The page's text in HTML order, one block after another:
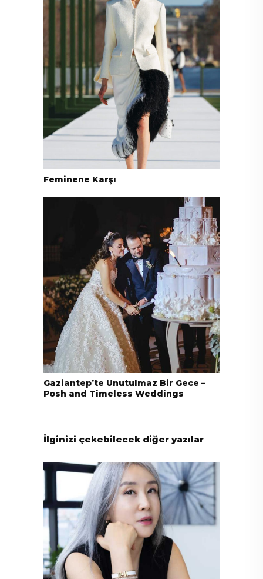
Feminene Karşı
Gaziantep’te Unutulmaz Bir Gece –
Posh and Timeless Weddings
İlginizi çekebilecek diğer yazılar